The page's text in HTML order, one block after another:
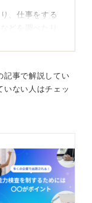
、仕事をする
どを調べたり
。
する必要はあ
設けられてい
ながら不採用
めよう！
記事で解説してい
いない人はチェッ